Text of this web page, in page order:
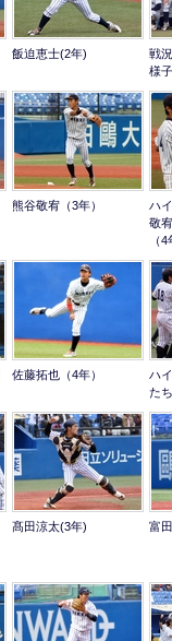
飯迫恵士(2年)
戦
様子
熊谷敬宥（3年）
ハ
敬
（
佐藤拓也（4年）
ハ
たち
髙田涼太(3年) 富